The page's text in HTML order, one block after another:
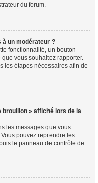
du forum.
un modérateur ?
fonctionnalité, un bouton
vous souhaitez rapporter.
les étapes nécessaires afin de
» affiché lors de la
les messages que vous
pouvez reprendre les
le panneau de contrôle de